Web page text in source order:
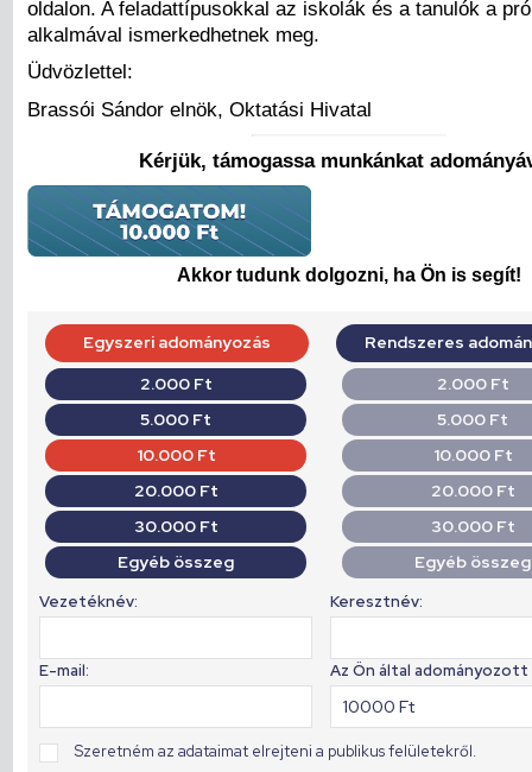
oldalon. A feladattípusokkal az iskolák és a tanulók a
alkalmával ismerkedhetnek meg.
Üdvözlettel:
Brassói Sándor elnök, Oktatási Hivatal
Kérjük, támogassa munkánkat
Akkor tudunk dolgozni, ha Ön is segít!